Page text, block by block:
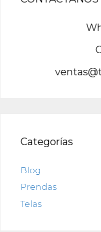
Categorías
Blog
Prendas
Telas